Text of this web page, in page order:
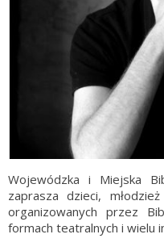
Wojewódzka i Miejska
zaprasza dzieci,
organizowanych przez
formach teatralnych i wielu